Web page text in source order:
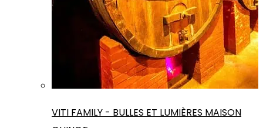
VITI FAMILY - BULLES ET LUMIÈRES MAISON